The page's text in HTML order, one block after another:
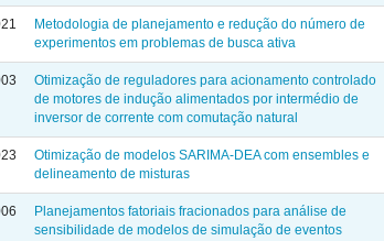
Metodologia de planejamento e redução do número de
experimentos em problemas de busca ativa
Otimização de reguladores para acionamento controlado
de motores de indução alimentados por intermédio de
inversor de corrente com comutação natural
Otimização de modelos SARIMA-DEA com ensembles e
delineamento de misturas
Planejamentos fatoriais fracionados para análise de
sensibilidade de modelos de simulação de eventos